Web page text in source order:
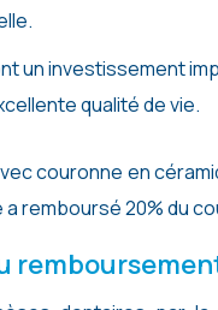
un investissement
qualité de vie.
couronne en
remboursé 20% du